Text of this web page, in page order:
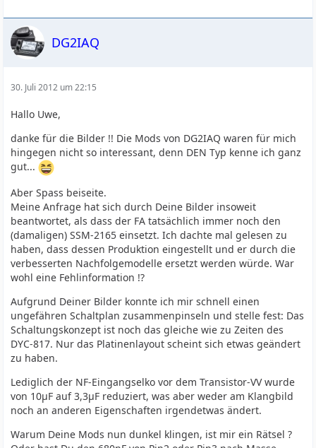
DG2IAQ
30. Juli 2012 um 22:15
Hallo Uwe,
danke für die Bilder !! Die Mods von DG2IAQ waren für mich
hingegen nicht so interessant, denn DEN Typ kenne ich ganz
gut...
Aber Spass beiseite.
Meine Anfrage hat sich durch Deine Bilder insoweit
beantwortet, als dass der FA tatsächlich immer noch den
(damaligen) SSM-2165 einsetzt. Ich dachte mal gelesen zu
haben, dass dessen Produktion eingestellt und er durch die
verbesserten Nachfolgemodelle ersetzt werden würde. War
wohl eine Fehlinformation !?
Aufgrund Deiner Bilder konnte ich mir schnell einen
ungefähren Schaltplan zusammenpinseln und stelle fest: Das
Schaltungskonzept ist noch das gleiche wie zu Zeiten des
DYC-817. Nur das Platinenlayout scheint sich etwas geändert
zu haben.
Lediglich der NF-Eingangselko vor dem Transistor-VV wurde
von 10µF auf 3,3µF reduziert, was aber weder am Klangbild
noch an anderen Eigenschaften irgendetwas ändert.
Warum Deine Mods nun dunkel klingen, ist mir ein Rätsel ?